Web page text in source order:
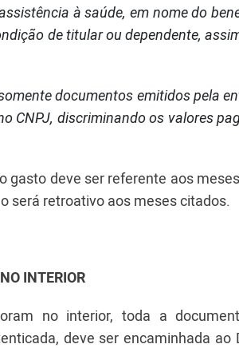
à saúde, em nome do
de titular ou dependente,
documentos emitidos pela
CNPJ, discriminando os valores
gasto deve ser referente aos
será retroativo aos meses citados.
INTERIOR
no interior, toda a
deve ser encaminhada ao